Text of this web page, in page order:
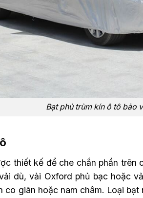
Bạt phủ trùm kín ô tô bảo
thiết kế để che chắn phần trên
dù, vải Oxford phủ bạc hoặc
co giãn hoặc nam châm. Loại